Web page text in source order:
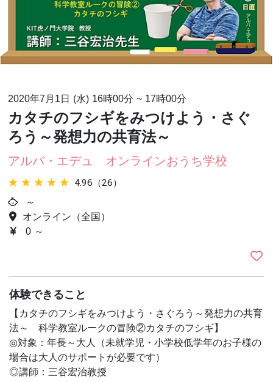
2020年7月1日 (水) 16時00分 ~ 17時00分
カタチのフシギをみつけよう・さぐ
ろう～発想力の共育法～
アルバ・エデュ オンラインおうち学校
★★★★★
★★★★★ 4.96（26）
～
オンライン（全国）
0 ～
体験できること
【カタチのフシギをみつけよう・さぐろう～発想力の共育
法～ 科学教室ルークの冒険②カタチのフシギ】
◎対象：年長～大人（未就学児・小学校低学年のお子様の
場合は大人のサポートが必要です）
◎講師：三谷宏治教授